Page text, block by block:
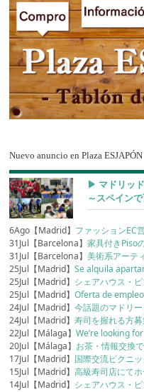
Nuevo anuncio en Plaza ESJAPÓN
▶︎ マドリッ
～スペイン
6Ago【Madrid】 ファッションEC
31Jul【Barcelona】家具付きPiso
31Jul【Barcelona】美術系アーテ
25Jul【Madrid】Se alquila
25Jul【Madrid】 シェアハウス・
25Jul【Madrid】Oferta de
24Jul【Madrid】今話題のマドリ
24Jul【Madrid】寿司を握れる方
22Jul【Málaga】We’re looking
20Jul【Málaga】 お茶・情報交換
17Jul【Madrid】 国際交流ピクニ
15Jul【Madrid】高級寿司店にて
14Jul【Madrid】 シェアハウス・